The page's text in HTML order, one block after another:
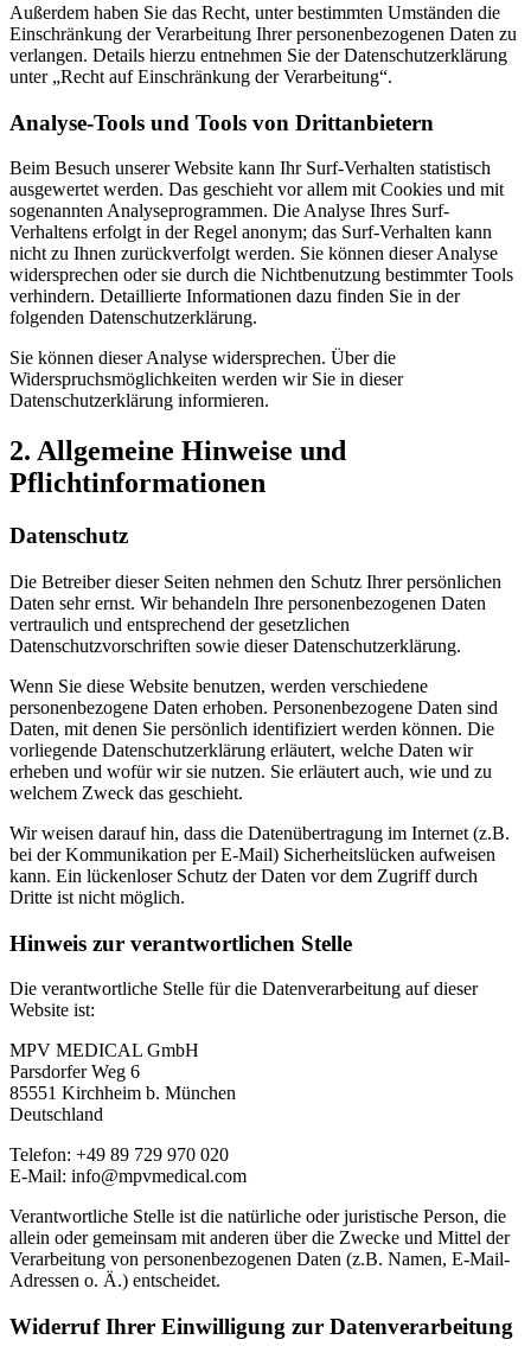
Außerdem haben Sie das Recht, unter bestimmten Umständen die
Einschränkung der Verarbeitung Ihrer personenbezogenen Daten zu
verlangen. Details hierzu entnehmen Sie der Datenschutzerklärung
unter „Recht auf Einschränkung der Verarbeitung“.
Analyse-Tools und Tools von Drittanbietern
Beim Besuch unserer Website kann Ihr Surf-Verhalten statistisch
ausgewertet werden. Das geschieht vor allem mit Cookies und mit
sogenannten Analyseprogrammen. Die Analyse Ihres Surf-
Verhaltens erfolgt in der Regel anonym; das Surf-Verhalten kann
nicht zu Ihnen zurückverfolgt werden. Sie können dieser Analyse
widersprechen oder sie durch die Nichtbenutzung bestimmter Tools
verhindern. Detaillierte Informationen dazu finden Sie in der
folgenden Datenschutzerklärung.
Sie können dieser Analyse widersprechen. Über die
Widerspruchsmöglichkeiten werden wir Sie in dieser
Datenschutzerklärung informieren.
2. Allgemeine Hinweise und
Pflichtinformationen
Datenschutz
Die Betreiber dieser Seiten nehmen den Schutz Ihrer persönlichen
Daten sehr ernst. Wir behandeln Ihre personenbezogenen Daten
vertraulich und entsprechend der gesetzlichen
Datenschutzvorschriften sowie dieser Datenschutzerklärung.
Wenn Sie diese Website benutzen, werden verschiedene
personenbezogene Daten erhoben. Personenbezogene Daten sind
Daten, mit denen Sie persönlich identifiziert werden können. Die
vorliegende Datenschutzerklärung erläutert, welche Daten wir
erheben und wofür wir sie nutzen. Sie erläutert auch, wie und zu
welchem Zweck das geschieht.
Wir weisen darauf hin, dass die Datenübertragung im Internet (z.B.
bei der Kommunikation per E-Mail) Sicherheitslücken aufweisen
kann. Ein lückenloser Schutz der Daten vor dem Zugriff durch
Dritte ist nicht möglich.
Hinweis zur verantwortlichen Stelle
Die verantwortliche Stelle für die Datenverarbeitung auf dieser
Website ist:
MPV MEDICAL GmbH
Parsdorfer Weg 6
85551 Kirchheim b. München
Deutschland
Telefon: +49 89 729 970 020
E-Mail: info@mpvmedical.com
Verantwortliche Stelle ist die natürliche oder juristische Person, die
allein oder gemeinsam mit anderen über die Zwecke und Mittel der
Verarbeitung von personenbezogenen Daten (z.B. Namen, E-Mail-
Adressen o. Ä.) entscheidet.
Widerruf Ihrer Einwilligung zur Datenverarbeitung